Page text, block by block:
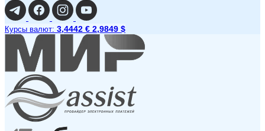
Курсы валют: 3,4442 € 2,9849 $